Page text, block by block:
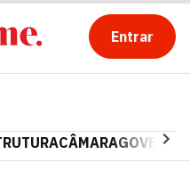
Entrar
CÂMARAGOVERNO